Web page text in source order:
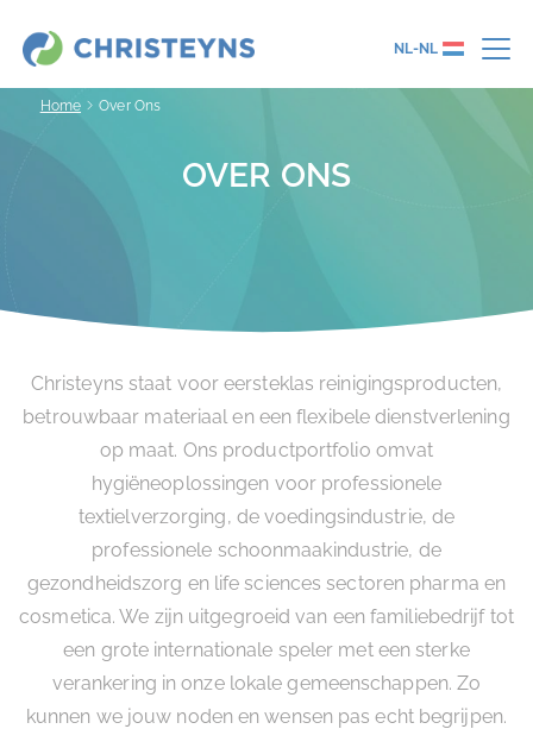
NL-NL
Home Over Ons
OVER ONS
Christeyns staat voor eersteklas reinigingsproducten,
betrouwbaar materiaal en een flexibele dienstverlening
op maat. Ons productportfolio omvat
hygiëneoplossingen voor professionele
textielverzorging, de voedingsindustrie, de
professionele schoonmaakindustrie, de
gezondheidszorg en life sciences sectoren pharma en
cosmetica. We zijn uitgegroeid van een familiebedrijf tot
een grote internationale speler met een sterke
verankering in onze lokale gemeenschappen. Zo
kunnen we jouw noden en wensen pas echt begrijpen.